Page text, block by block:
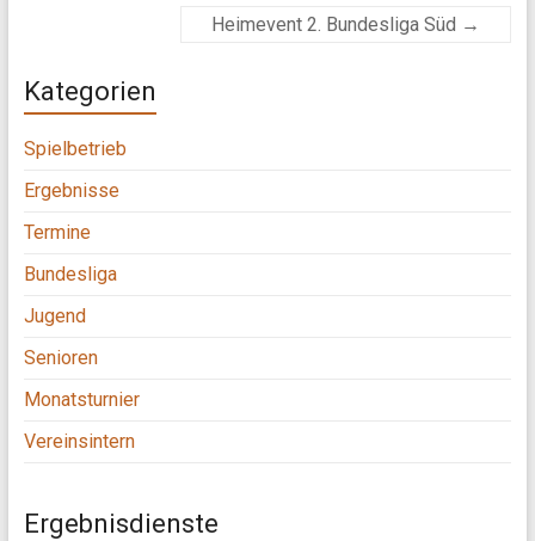
Heimevent 2. Bundesliga Süd →
Kategorien
Spielbetrieb
Ergebnisse
Termine
Bundesliga
Jugend
Senioren
Monatsturnier
Vereinsintern
Ergebnisdienste